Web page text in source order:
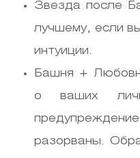
Звезда после
лучшему, если
интуиции.
Башня +
о ваших
разорваны.